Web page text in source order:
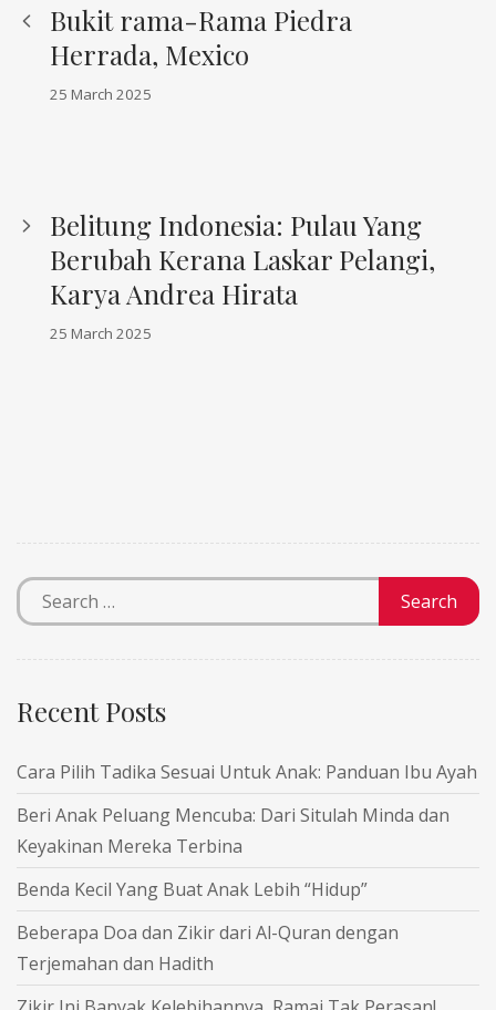
Bukit rama-Rama Piedra
Herrada, Mexico
25 March 2025
Belitung Indonesia: Pulau Yang
Berubah Kerana Laskar Pelangi,
Karya Andrea Hirata
25 March 2025
Recent Posts
Cara Pilih Tadika Sesuai Untuk Anak: Panduan Ibu Ayah
Beri Anak Peluang Mencuba: Dari Situlah Minda dan
Keyakinan Mereka Terbina
Benda Kecil Yang Buat Anak Lebih “Hidup”
Beberapa Doa dan Zikir dari Al-Quran dengan
Terjemahan dan Hadith